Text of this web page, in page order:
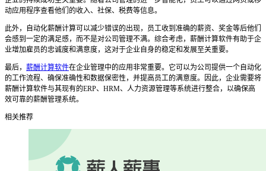
动应用程序查看他们的收入、社保、税费等信息。
此外，自动化薪酬计算可以减少错误的出现，员工收到准确的薪资、奖金等后他们
会感到一定的满足感，而不是对公司管理不满。综合考虑，薪酬计算软件有助于企
业增加雇员的忠诚度和满意度，这对于企业自身的稳定和发展至关重要。
最后， 薪酬计算软件在企业管理中的应用非常重要。它可以为公司提供一个自动化
的工作流程、确保准确性和数据保密性，并提高员工的满意度。因此，企业需要将
薪酬计算软件与其现有的ERP、HRM、人力资源管理等系统进行整合，以确保高
效可靠的薪酬管理系统。
相关推荐